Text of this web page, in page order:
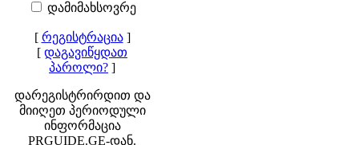
დამიმახსოვრე
[ რეგისტრაცია]
[ დაგავიწყდათ
პაროლი? ]
დარეგისტრირდით და
მიიღეთ პერიოდული
ინფორმაცია
PRGUIDE.GE-დან.